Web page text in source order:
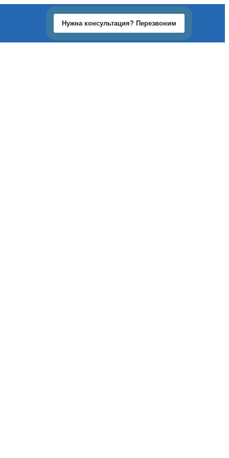
Нужна консультация? Перезвоним